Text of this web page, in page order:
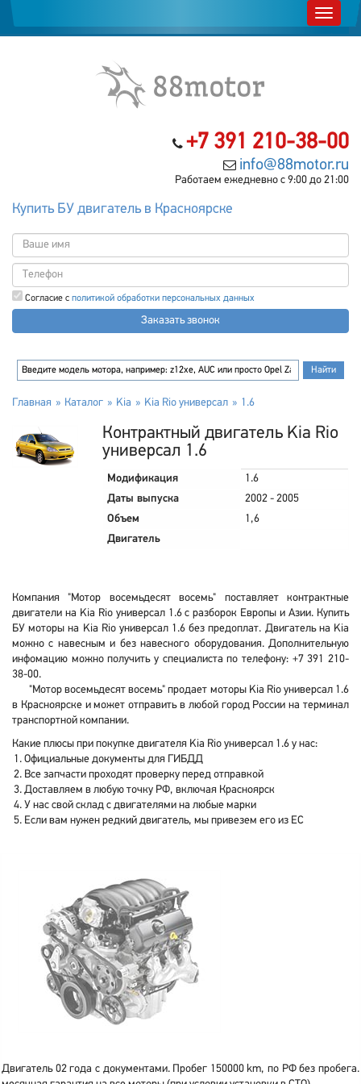
+7 391 210-38-00
info@88motor.ru
Работаем ежедневно с 9:00 до 21:00
Купить БУ двигатель в Красноярске
Согласие с политикой обработки персональных данных
Заказать звонок
Главная Каталог Kia Kia Rio универсал 1.6
Контрактный двигатель Kia Rio
универсал 1.6
Модификация
1.6
Даты выпуска
2002 - 2005
Объем
1,6
Двигатель
Компания "Мотор восемьдесят восемь" поставляет контрактные
двигатели на Kia Rio универсал 1.6 с разборок Европы и Азии. Купить
БУ моторы на Kia Rio универсал 1.6 без предоплат. Двигатель на Kia
можно с навесным и без навесного оборудования. Дополнительную
инфомацию можно получить у специалиста по телефону: +7 391 210-
38-00.
"Мотор восемьдесят восемь" продает моторы Kia Rio универсал 1.6
в Красноярске и может отправить в любой город России на терминал
транспортной компании.
Какие плюсы при покупке двигателя Kia Rio универсал 1.6 у нас:
Официальные документы для ГИБДД
Все запчасти проходят проверку перед отправкой
Доставляем в любую точку РФ, включая Красноярск
У нас свой склад с двигателями на любые марки
Если вам нужен редкий двигатель, мы привезем его из ЕС
Двигатель 02 года с документами. Пробег 150000 km, по РФ без пробега.